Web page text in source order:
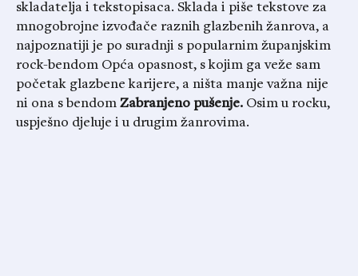
skladatelja i tekstopisaca. Sklada i piše tekstove za
mnogobrojne izvođače raznih glazbenih žanrova, a
najpoznatiji je po suradnji s popularnim županjskim
rock-bendom Opća opasnost, s kojim ga veže sam
početak glazbene karijere, a ništa manje važna nije
ni ona s bendom Zabranjeno pušenje. Osim u rocku,
uspješno djeluje i u drugim žanrovima.